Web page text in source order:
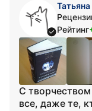
Рейтинг
С
все, даже те,